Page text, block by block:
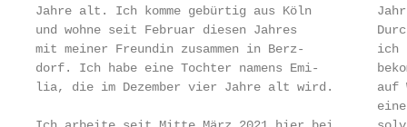
Jahre alt. Ich komme gebürtig aus Köln
und wohne seit Februar diesen Jahres
mit meiner Freundin zusammen in Berz-          ich
dorf. Ich habe eine Tochter namens Emi-
lia, die im Dezember vier Jahre alt wird.      auf